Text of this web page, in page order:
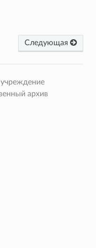
Следующая
архив